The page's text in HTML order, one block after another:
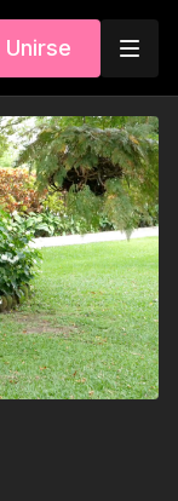
Unirse